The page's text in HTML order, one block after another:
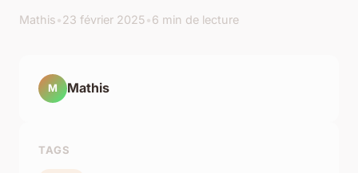
Mathis•23 février 2025•6 min de lecture
M Mathis
TAGS